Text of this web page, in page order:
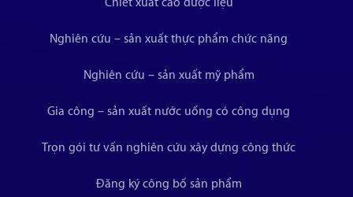
Chiết xuất cao dược liệu
Nghiên cứu – sản xuất thực phẩm chức năng
Nghiên cứu – sản xuất mỹ phẩm
Gia công – sản xuất nước uống có công dụng
Trọn gói tư vấn nghiên cứu xây dựng công thức
Đăng ký công bố sản phẩm